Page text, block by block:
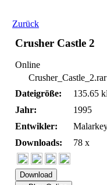
Zurück
Crusher Castle 2
Online
Crusher_Castle_2.rar
Dateigröße:
135.65
Jahr:
1995
Entwikler:
Downloads:
78 x
Download